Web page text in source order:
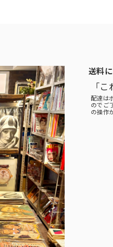
送料
「
配達は
のでご
の操作